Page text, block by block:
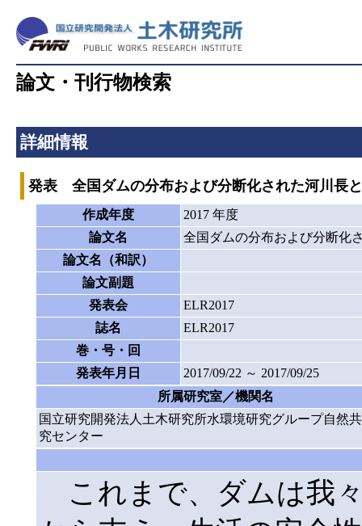
論文・刊行物検索
詳細情報
発表 全国ダムの分布および分断化された河川長
作成年度
2017 年度
論文名
全国ダムの分布および分断化
論文名（和訳）
論文副題
発表会
ELR2017
誌名
ELR2017
巻・号・回
発表年月日
2017/09/22 ～ 2017/09/25
所属研究室／機関名
国立研究開発法人土木研究所水環境研究グループ自然
究センター
これまで、ダムは我